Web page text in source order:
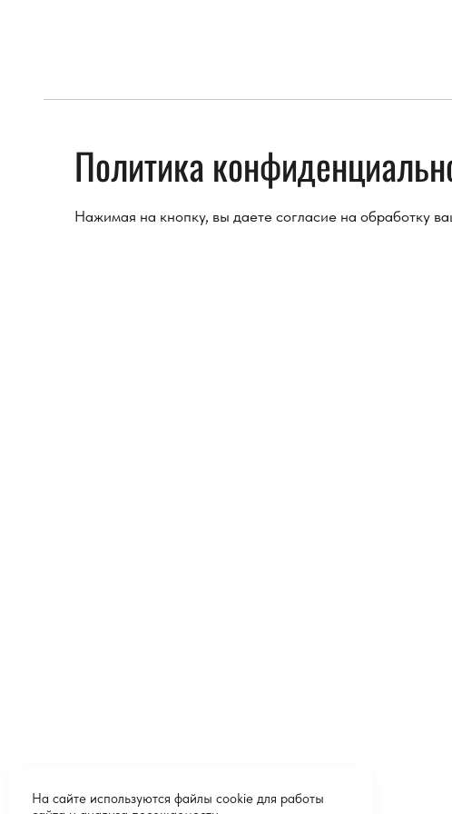
Политика
Нажимая на кнопку, вы даете согласие на обработку
На сайте используются файлы cookie для работы